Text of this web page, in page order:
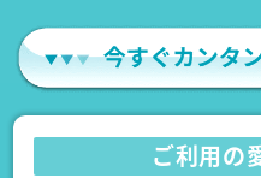
ご利用の